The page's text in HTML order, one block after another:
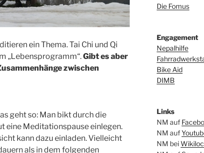
ein Thema. Tai Chi und Qi
„Lebensprogramm“.Gibt es aber
zwischen
geht so: Man bikt durch die
eine Meditationspause einlegen.
kann dazu einladen. Vielleicht
als in dem folgenden
Die Fomus
Engagement
Nepalhilfe
Bike Aid
DIMB
Links
NM auf
NM auf
NM beiWikiloc